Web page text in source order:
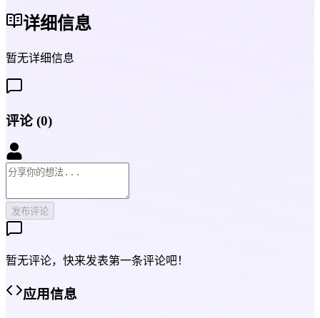
详细信息
暂无详细信息
评论 (0)
发布评论
暂无评论，快来发表第一条评论吧！
应用信息